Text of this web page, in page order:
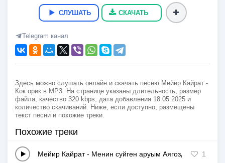
СЛУШАТЬ СКАЧАТЬ
Telegram канал
Здесь можно слушать онлайн и скачать песню Мейир Кайрат -
Кок орик в MP3. На странице указаны длительность, размер
файла, качество 320 kbps, дата добавления 18.05.2025 и
количество скачиваний. Ниже, если доступно, размещены
текст песни и похожие треки.
Похожие треки
Мейир Кайрат - Менин суйген аруым Аягозде 1